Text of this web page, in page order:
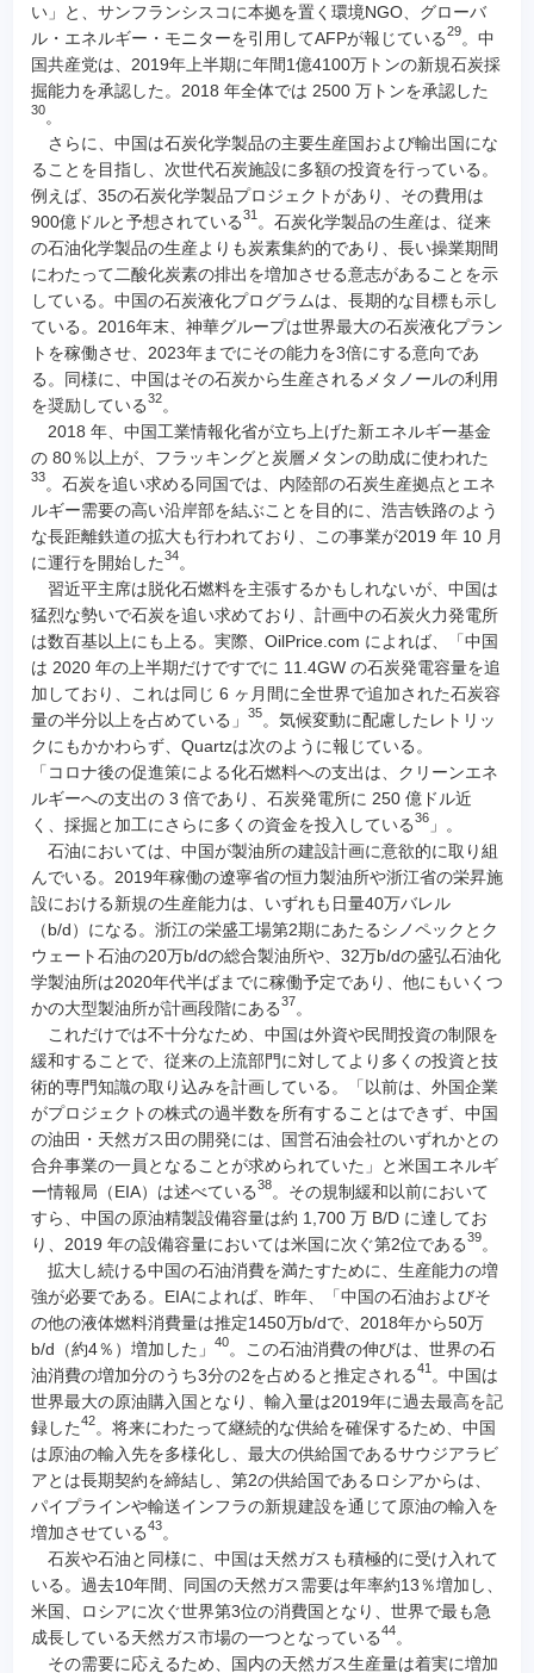
い」と、サンフランシスコに本拠を置く環境NGO、グローバ
ル・エネルギー・モニターを引用してAFPが報じている29。中
国共産党は、2019年上半期に年間1億4100万トンの新規石炭採
掘能力を承認した。2018 年全体では 2500 万トンを承認した
30。
さらに、中国は石炭化学製品の主要生産国および輸出国にな
ることを目指し、次世代石炭施設に多額の投資を行っている。
例えば、35の石炭化学製品プロジェクトがあり、その費用は
900億ドルと予想されている31。石炭化学製品の生産は、従来
の石油化学製品の生産よりも炭素集約的であり、長い操業期間
にわたって二酸化炭素の排出を増加させる意志があることを示
している。中国の石炭液化プログラムは、長期的な目標も示し
ている。2016年末、神華グループは世界最大の石炭液化プラン
トを稼働させ、2023年までにその能力を3倍にする意向であ
る。同様に、中国はその石炭から生産されるメタノールの利用
を奨励している32。
2018 年、中国工業情報化省が立ち上げた新エネルギー基金
の 80％以上が、フラッキングと炭層メタンの助成に使われた
33。石炭を追い求める同国では、内陸部の石炭生産拠点とエネ
ルギー需要の高い沿岸部を結ぶことを目的に、浩吉铁路のよう
な長距離鉄道の拡大も行われており、この事業が2019 年 10 月
に運行を開始した34。
習近平主席は脱化石燃料を主張するかもしれないが、中国は
猛烈な勢いで石炭を追い求めており、計画中の石炭火力発電所
は数百基以上にも上る。実際、OilPrice.com によれば、「中国
は 2020 年の上半期だけですでに 11.4GW の石炭発電容量を追
加しており、これは同じ 6 ヶ月間に全世界で追加された石炭容
量の半分以上を占めている」
35。気候変動に配慮したレトリッ
クにもかかわらず、Quartzは次のように報じている。
「コロナ後の促進策による化石燃料への支出は、クリーンエネ
ルギーへの支出の 3 倍であり、石炭発電所に 250 億ドル近
く、採掘と加工にさらに多くの資金を投入している36」。
石油においては、中国が製油所の建設計画に意欲的に取り組
んでいる。2019年稼働の遼寧省の恒力製油所や浙江省の栄昇施
設における新規の生産能力は、いずれも日量40万バレル
（b/d）になる。浙江の栄盛工場第2期にあたるシノペックとク
ウェート石油の20万b/dの総合製油所や、32万b/dの盛弘石油化
学製油所は2020年代半ばまでに稼働予定であり、他にもいくつ
かの大型製油所が計画段階にある37。
これだけでは不十分なため、中国は外資や民間投資の制限を
緩和することで、従来の上流部門に対してより多くの投資と技
術的専門知識の取り込みを計画している。「以前は、外国企業
がプロジェクトの株式の過半数を所有することはできず、中国
の油田・天然ガス田の開発には、国営石油会社のいずれかとの
合弁事業の一員となることが求められていた」と米国エネルギ
ー情報局（EIA）は述べている38。その規制緩和以前において
すら、中国の原油精製設備容量は約 1,700 万 B/D に達してお
り、2019 年の設備容量においては米国に次ぐ第2位である39。
拡大し続ける中国の石油消費を満たすために、生産能力の増
強が必要である。EIAによれば、昨年、「中国の石油およびそ
の他の液体燃料消費量は推定1450万b/dで、2018年から50万
b/d（約4％）増加した」
40。この石油消費の伸びは、世界の石
油消費の増加分のうち3分の2を占めると推定される41。中国は
世界最大の原油購入国となり、輸入量は2019年に過去最高を記
録した42。将来にわたって継続的な供給を確保するため、中国
は原油の輸入先を多様化し、最大の供給国であるサウジアラビ
アとは長期契約を締結し、第2の供給国であるロシアからは、
パイプラインや輸送インフラの新規建設を通じて原油の輸入を
増加させている43。
石炭や石油と同様に、中国は天然ガスも積極的に受け入れて
いる。過去10年間、同国の天然ガス需要は年率約13％増加し、
米国、ロシアに次ぐ世界第3位の消費国となり、世界で最も急
成長している天然ガス市場の一つとなっている44。
その需要に応えるため、国内の天然ガス生産量は着実に増加